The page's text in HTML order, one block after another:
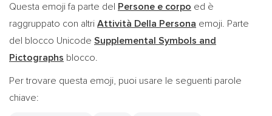
Questa emoji fa parte del Persone e corpo ed è
raggruppato con altri Attività Della Persona emoji. Parte
del blocco Unicode Supplemental Symbols and
Pictographs blocco.
Per trovare questa emoji, puoi usare le seguenti parole
chiave: